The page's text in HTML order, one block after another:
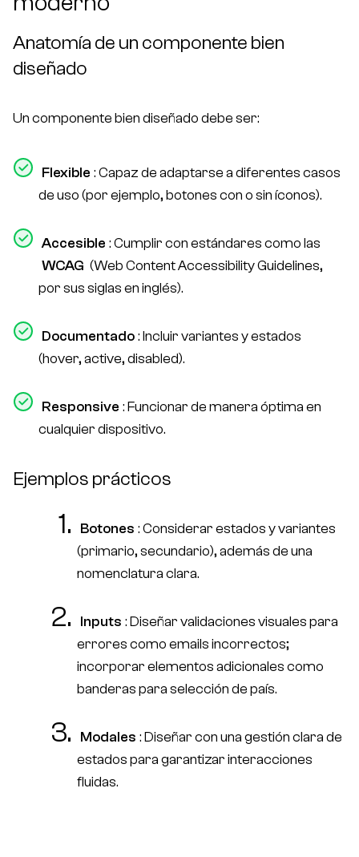
Anatomía de un componente bien
diseñado
Un componente bien diseñado debe ser:
Flexible : Capaz de adaptarse a diferentes casos
de uso (por ejemplo, botones con o sin íconos).
Accesible : Cumplir con estándares como las
WCAG (Web Content Accessibility Guidelines,
por sus siglas en inglés).
Documentado: Incluir variantes y estados
(hover, active, disabled).
Responsive : Funcionar de manera óptima en
cualquier dispositivo.
Ejemplos prácticos
Botones : Considerar estados y variantes
(primario, secundario), además de una
nomenclatura clara.
Inputs : Diseñar validaciones visuales para
errores como emails incorrectos;
incorporar elementos adicionales como
banderas para selección de país.
Modales : Diseñar con una gestión clara de
estados para garantizar interacciones
fluidas.